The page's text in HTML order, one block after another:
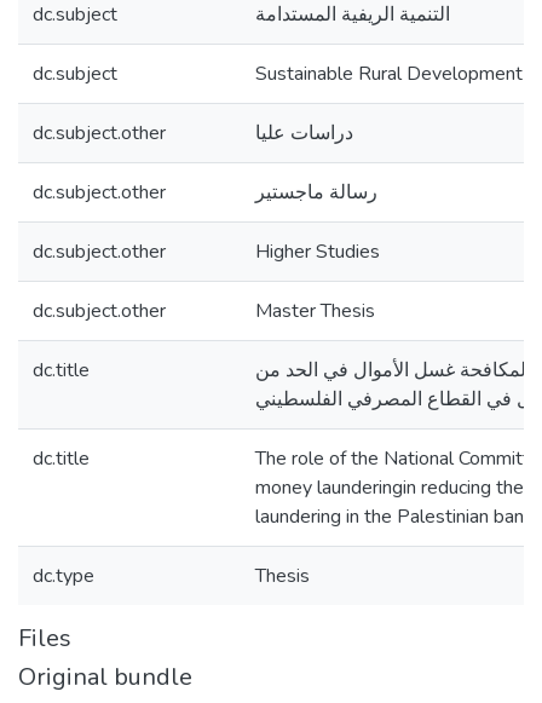
dc.subject التنمية الريفية المستدامة
dc.subject Sustainable Rural Development
dc.subject.other دراسات عليا
dc.subject.other رسالة ماجستير
dc.subject.other Higher Studies
dc.subject.other Master Thesis
dc.title
لمكافحة غسل الأموال في الحد من
في القطاع المصرفي الفلسطيني
dc.title
The role of the National
money launderingin reducing the
laundering in the Palestinian
dc.type Thesis
Files
Original bundle